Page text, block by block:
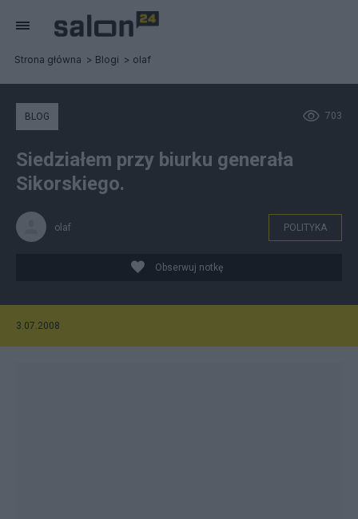
Strona główna Blogi olaf
703
BLOG
Siedziałem przy biurku generała
Sikorskiego.
olaf POLITYKA
Obserwuj notkę
3.07.2008